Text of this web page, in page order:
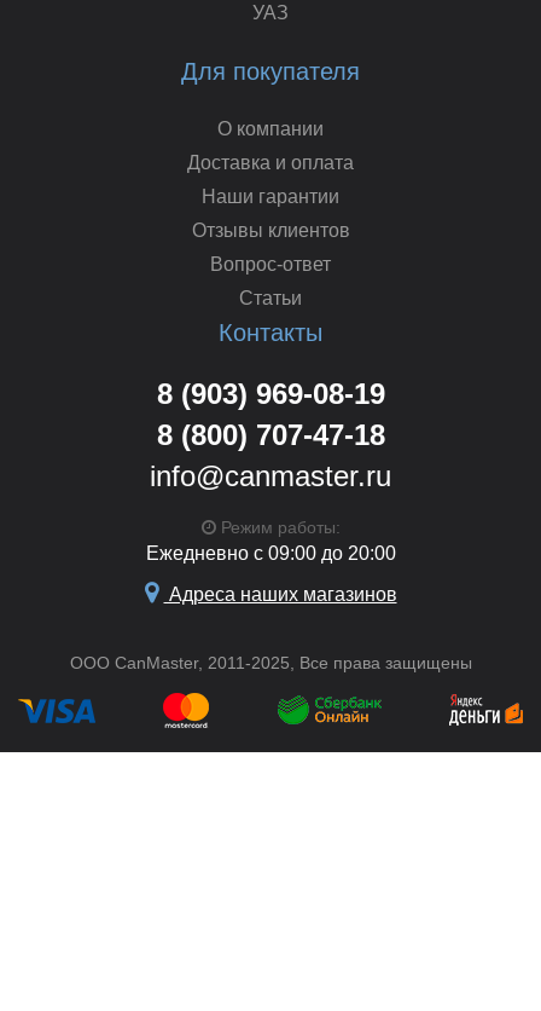
УАЗ
Для покупателя
О компании
Доставка и оплата
Наши гарантии
Отзывы клиентов
Вопрос-ответ
Статьи
Контакты
8 (903) 969-08-19
8 (800) 707-47-18
info@canmaster.ru
Режим работы:
Ежедневно с 09:00 до 20:00
Адреса наших магазинов
ООО CanMaster, 2011-2025, Все права защищены